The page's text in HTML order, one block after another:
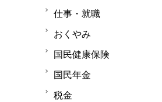
仕事・就職
おくやみ
国民健康保険
国民年金
税金